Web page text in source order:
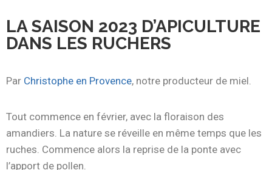
LA SAISON 2023 D’APICULTURE
DANS LES RUCHERS
Par Christophe en Provence, notre producteur de miel.
Tout commence en février, avec la floraison des
amandiers. La nature se réveille en même temps que les
ruches. Commence alors la reprise de la ponte avec
l’apport de pollen.